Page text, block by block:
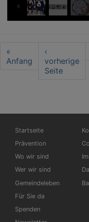
First
page
«
Anfang
Vorherige
Seite
‹
vorherige
Seite
Hauptnavigation
Startseite
Prävention
Wo wir sind
Wer wir sind
Gemeindeleben
Für Sie da
Spenden